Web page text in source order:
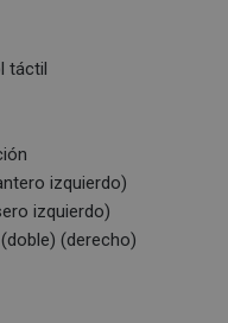
táctil
izquierdo)
izquierdo)
(derecho)